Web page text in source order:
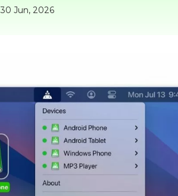
30 Jun, 2026